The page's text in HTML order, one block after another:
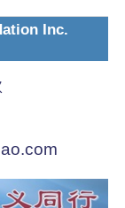
Inc.